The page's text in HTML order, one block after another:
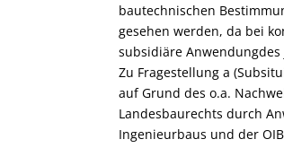
bautechnischen
gesehen werden, da bei
subsidiäre
Zu Fragestellung a
auf Grund des o.a.
Landesbaurechts durch
Ingenieurbaus und der